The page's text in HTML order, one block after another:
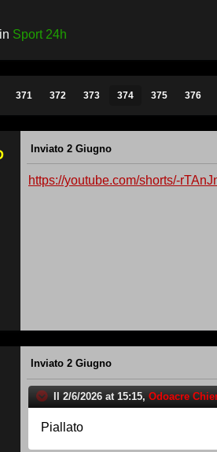
in Sport 24h
371 372 373 374 375 376
Inviato 2 Giugno
https://youtube.com/shorts/-
Inviato 2 Giugno
Il 2/6/2026 at 15:15, Odoacre
Piallato